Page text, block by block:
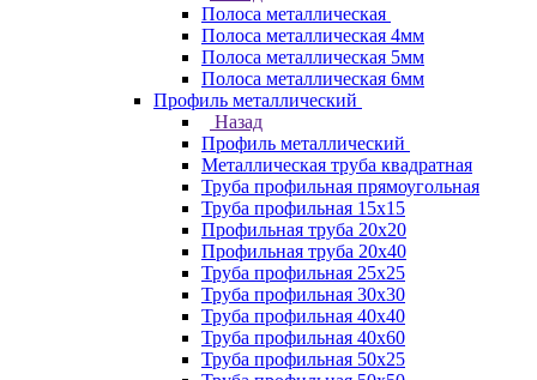
Полоса металлическая
Полоса металлическая 4мм
Полоса металлическая 5мм
Полоса металлическая 6мм
Профиль металлический
Назад
Профиль металлический
Металлическая труба квадратная
Труба профильная прямоугольная
Труба профильная 15х15
Профильная труба 20х20
Профильная труба 20х40
Труба профильная 25х25
Труба профильная 30x30
Труба профильная 40х40
Труба профильная 40х60
Труба профильная 50х25